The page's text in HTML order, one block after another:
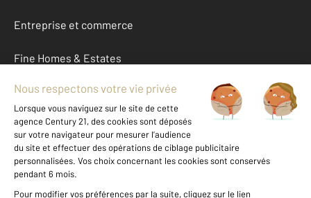
Entreprise et commerce
Fine Homes & Estates
À propos
International
Nous contacter